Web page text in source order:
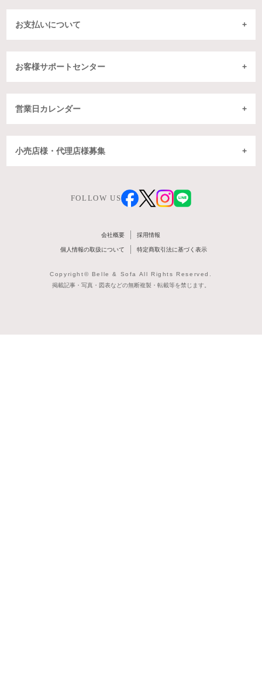
お支払いについて
お客様サポートセンター
営業日カレンダー
小売店様・代理店様募集
FOLLOW US
会社概要 採用情報
個人情報の取扱について 特定商取引法に基づく表示
Copyright© Belle & Sofa All Rights Reserved.
掲載記事・写真・図表などの無断複製・転載等を禁じます。